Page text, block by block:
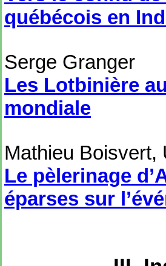
québécois en
Serge Granger
Les Lotbinière
mondiale
Mathieu Boisvert,
Le pèlerinage
éparses sur